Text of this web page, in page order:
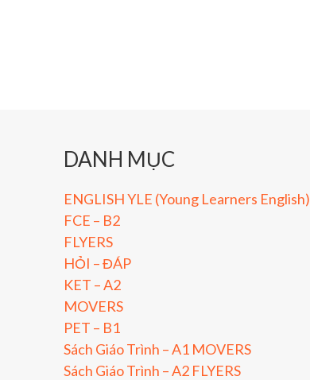
DANH MỤC
ENGLISH YLE (Young Learners English)
FCE – B2
FLYERS
HỎI – ĐÁP
KET – A2
MOVERS
PET – B1
Sách Giáo Trình – A1 MOVERS
Sách Giáo Trình – A2 FLYERS